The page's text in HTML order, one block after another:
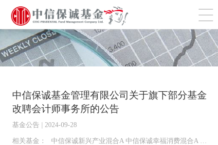
切
中信保诚基金管理有限公司关于旗下部分基金
改聘会计师事务所的公告
基金公告 | 2024-09-28
相关基金： 中信保诚新兴产业混合A 中信保诚幸福消费混合A 中信保诚薪金宝货币A 中信保诚新选混合A 中信保诚新锐混合A 中信保诚新泽混合A 中信保诚稳利A 中信保诚稳健债券A 中信保诚至利混合A 中信保诚稳瑞债券A 中信保诚至裕混合A 中信保诚稳益A 中信保诚至选混合A 中信保诚至瑞混合A 中信保诚景瑞债券A 中信保诚稳悦债券A 中信保诚稳鑫债券A 中信保诚稳丰A 中信保诚稳泰债券A 中信保诚新悦混合A 中信保诚至泰中短债A 中信保诚至诚混合A 中信保诚国企红利量化股票A 中信保诚中证800金融指数(LOF)A 中信保诚中证TMT指数(LOF)A 中信保诚中证信息安全指数(LOF)A 中信保诚中证智能家居指数(LOF)A 中信保诚中证基建工程指数(LOF)A 中信保诚新旺A 中信保诚鼎利混合(LOF)A 中信保诚惠泽18个月定开债券A 中信保诚多策略混合(LOF)A 中信保诚远见成长混合A 中信保诚前瞻优势混合 中信保诚至兴A 中信保诚嘉盛三个月定开债券A 中信保诚景气优选混合A 中信保诚龙腾精选 中信保诚智惠金货币A 中信保诚60天持有债券A 中信保诚新蓝筹 中信保诚创新成长混合A 中信保诚中证500指数增强A 中信保诚嘉鑫 中信保诚弘远混合A 中信保诚稳鸿A 中信保诚量化阿尔法股票A 中信保诚稳达A 中信保诚先进制造混合A